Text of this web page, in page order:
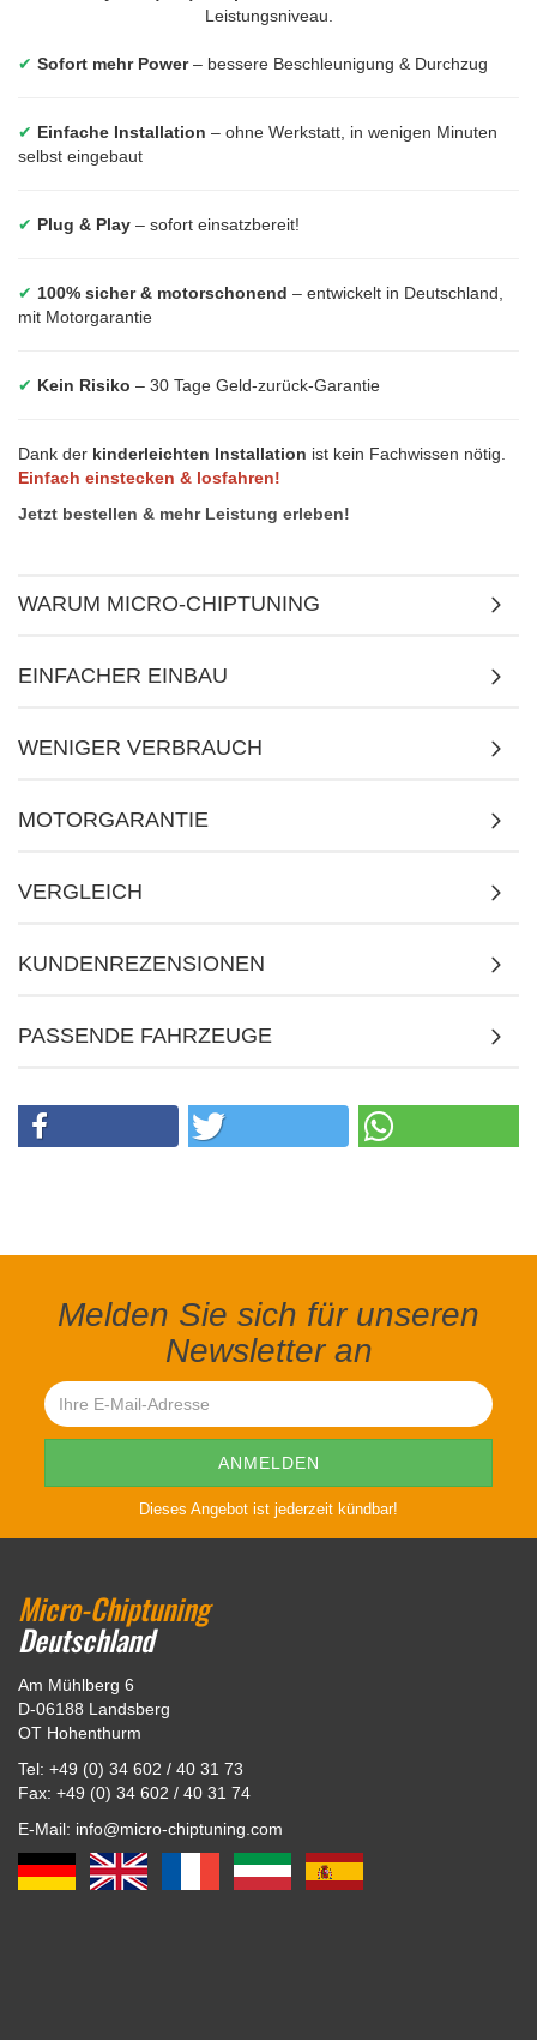
Leistungsniveau.
✔ Sofort mehr Power– bessere Beschleunigung & Durchzug
✔ Einfache Installation – ohne Werkstatt, in wenigen Minuten
selbst eingebaut
✔ Plug & Play – sofort einsatzbereit!
✔ 100% sicher & motorschonend – entwickelt in Deutschland,
mit Motorgarantie
✔ Kein Risiko – 30 Tage Geld-zurück-Garantie
Dank der kinderleichten Installation ist kein Fachwissen nötig.
Einfach einstecken & losfahren!
Jetzt bestellen & mehr Leistung erleben!
WARUM MICRO-CHIPTUNING
EINFACHER EINBAU
WENIGER VERBRAUCH
MOTORGARANTIE
VERGLEICH
KUNDENREZENSIONEN
PASSENDE FAHRZEUGE
Melden Sie sich für unseren
Newsletter an
Dieses Angebot ist jederzeit kündbar!
Micro-Chiptuning
Deutschland
Am Mühlberg 6
D-06188 Landsberg
OT Hohenthurm
Tel: +49 (0) 34 602 / 40 31 73
Fax: +49 (0) 34 602 / 40 31 74
E-Mail: info@micro-chiptuning.com